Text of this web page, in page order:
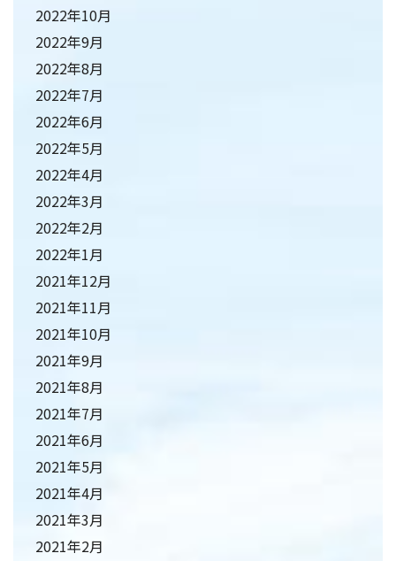
2022年10月
2022年9月
2022年8月
2022年7月
2022年6月
2022年5月
2022年4月
2022年3月
2022年2月
2022年1月
2021年12月
2021年11月
2021年10月
2021年9月
2021年8月
2021年7月
2021年6月
2021年5月
2021年4月
2021年3月
2021年2月